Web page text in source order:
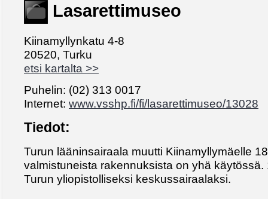
Lasarettimuseo
Kiinamyllynkatu 4-8
20520, Turku
etsi kartalta >>
Puhelin: (02) 313 0017
Internet: www.vsshp.fi/fi/lasarettimuseo/13028
Tiedot:
Turun lääninsairaala muutti Kiinamyllymäelle
valmistuneista rakennuksista on yhä käytössä.
Turun yliopistolliseksi keskussairaalaksi.